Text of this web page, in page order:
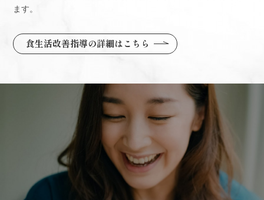
ます。
食生活改善指導の詳細はこちら